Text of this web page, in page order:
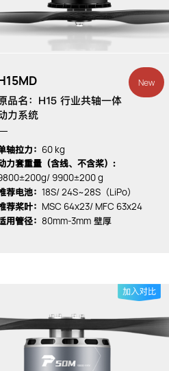
品名：H15 行业共轴一体
力系统
New
轴拉力： 60 kg
力套重量（含线、不含桨）:
9900±200 g
荐电池： 18S/ 24S~28S（LiPo）
荐桨叶： MSC 64x23/ MFC 63x24
用管径： 80mm-3mm壁厚